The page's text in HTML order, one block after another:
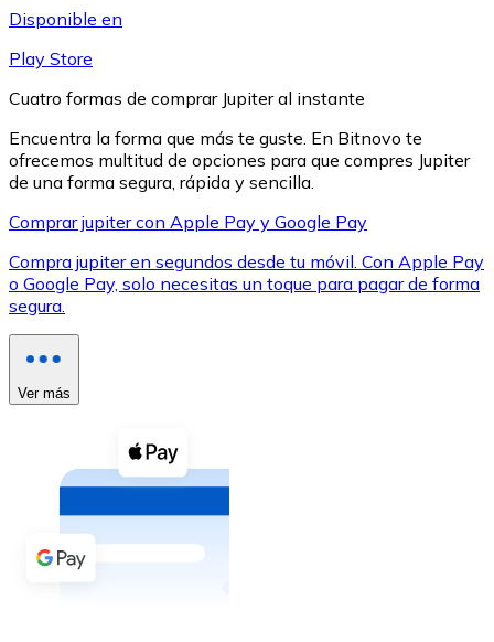
XRP
XRP
Ver todo
Compra criptomonedas con efectivo en tu tienda más
Comprar con efectivo
Transferencia SEPA
Disponible en
Play Store
Cuatro formas de comprar Jupiter al instante
Encuentra la forma que más te guste. En Bitnovo te
ofrecemos multitud de opciones para que compres Jupiter
de una forma segura, rápida y sencilla.
Comprar jupiter con Apple Pay y Google Pay
Compra jupiter en segundos desde tu móvil. Con Apple Pay
o Google Pay, solo necesitas un toque para pagar de forma
segura.
Ver más